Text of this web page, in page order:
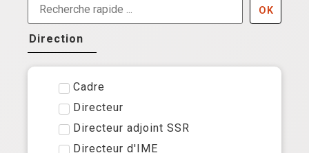
OK
Direction
Cadre
Directeur
Directeur adjoint SSR
Directeur d'IME